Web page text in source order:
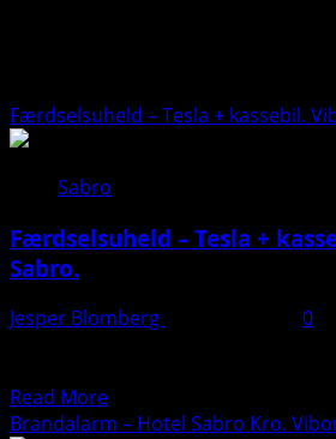
Færdselsuheld – Tesla + kassebil.
Sabro
Færdselsuheld – Tesla +
Sabro.
Jesper Blomberg
0
Read MoreRead
more
Brandalarm – Hotel Sabro Kro.